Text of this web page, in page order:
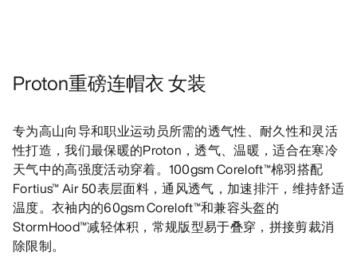
Proton重磅连帽衣 女装
专为高山向导和职业运动员所需的透气性、耐久性和灵活
性打造，我们最保暖的Proton，透气、温暖，适合在寒冷
天气中的高强度活动穿着。100gsm Coreloft™棉羽搭配
Fortius™ Air 50表层面料，通风透气，加速排汗，维持舒适
温度。衣袖内的60gsm Coreloft™和兼容头盔的
StormHood™减轻体积，常规版型易于叠穿，拼接剪裁消
除限制。